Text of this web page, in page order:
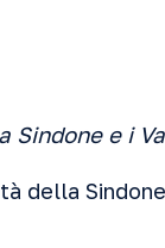
Sindone e i
della